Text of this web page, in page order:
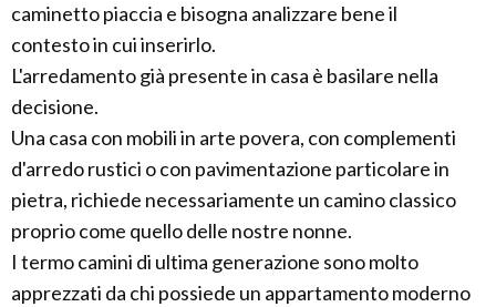
caminetto piaccia e bisogna analizzare bene il
contesto in cui inserirlo.
L'arredamento già presente in casa è basilare nella
decisione.
Una casa con mobili in arte povera, con complementi
d'arredo rustici o con pavimentazione particolare in
pietra, richiede necessariamente un camino classico
proprio come quello delle nostre nonne.
I termo camini di ultima generazione sono molto
apprezzati da chi possiede un appartamento moderno